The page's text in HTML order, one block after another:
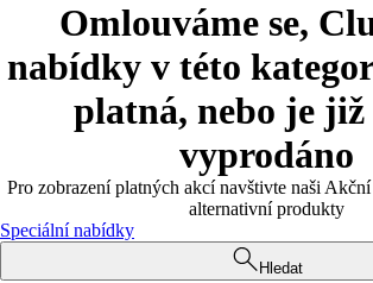
Omlouváme se,
nabídky v této
platná, nebo je již
vyprodáno
Pro zobrazení platných akcí navštivte naši
alternativní produkty
Speciální nabídky
Hledat